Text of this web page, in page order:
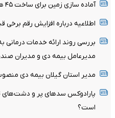
آماده سازی زمین برای ساخت ۴۵ هزار واحد مسکن محرومان
اطلاعیه درباره افزایش رقم
بررسی روند ارائه خدمات
مدیرعامل بیمه دی و مدیران
مدیر استان گیلان بیمه دی
است؟